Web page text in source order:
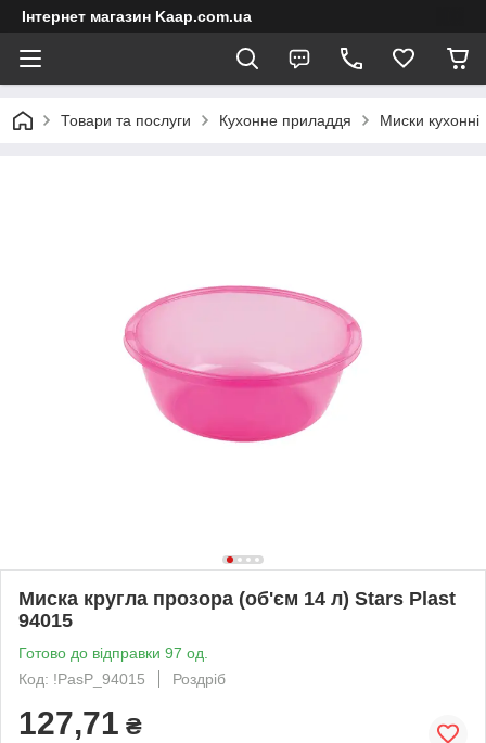
Інтернет магазин Kaap.com.ua
Товари та послуги Кухонне приладдя Миски кухонні
Миска кругла прозора (об'єм 14 л) Stars Plast
94015
Готово до відправки 97 од.
Код: !PasP_94015
Роздріб
127,71 ₴